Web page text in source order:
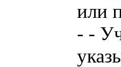
или
- -